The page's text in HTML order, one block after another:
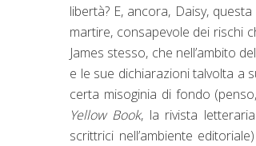
libertà? E, ancora, Daisy,
martire, consapevole dei rischi
James stesso, che nell’ambito
e le sue dichiarazioni talvolta a
certa misoginia di fondo
Yellow Book, la rivista
scrittrici nell’ambiente